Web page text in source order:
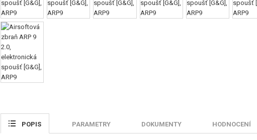
POPIS PARAMETRY DOKUMENTY HODNOCENÍ